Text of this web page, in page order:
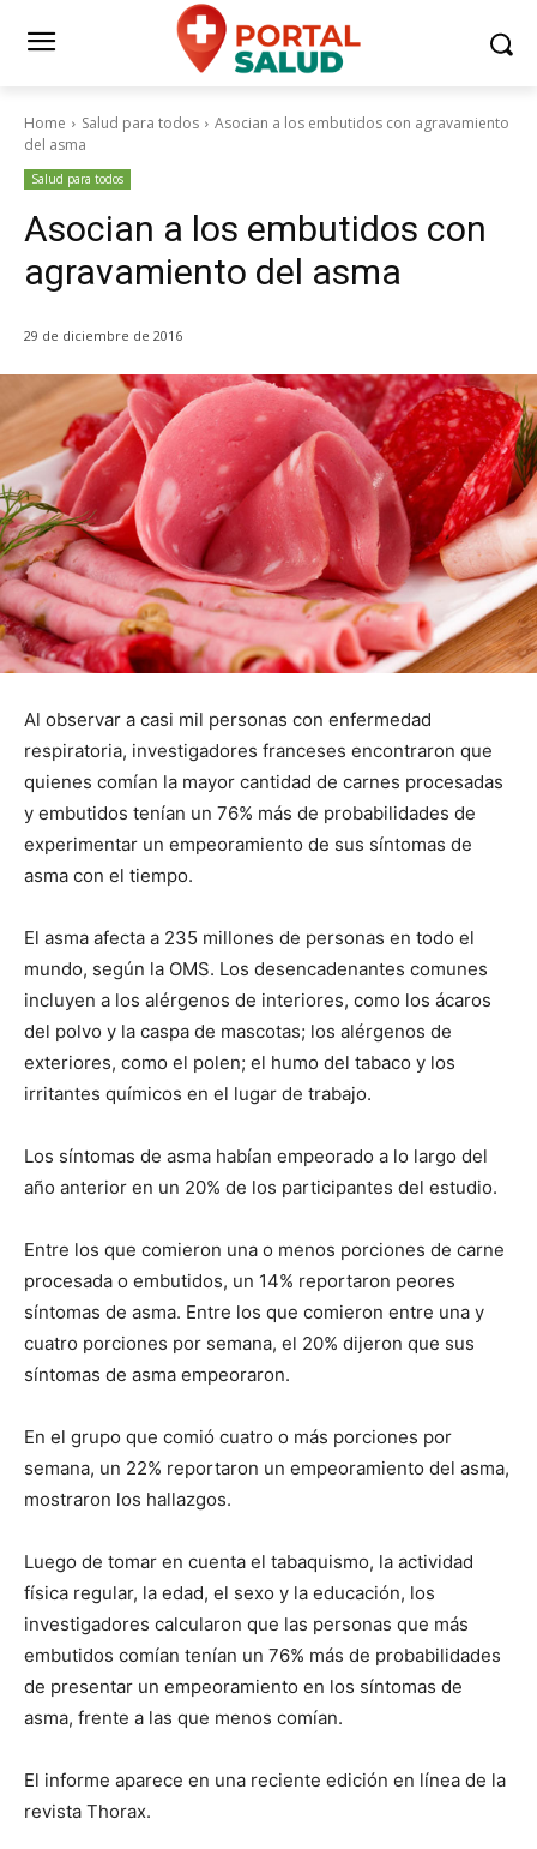
Home Salud para todos
Asocian a los embutidos con agravamiento
del asma
Salud para todos
Asocian a los embutidos con
agravamiento del asma
29 de diciembre de 2016
Al observar a casi mil personas con enfermedad
respiratoria, investigadores franceses encontraron que
quienes comían la mayor cantidad de carnes procesadas
y embutidos tenían un 76% más de probabilidades de
experimentar un empeoramiento de sus síntomas de
asma con el tiempo.
El asma afecta a 235 millones de personas en todo el
mundo, según la OMS. Los desencadenantes comunes
incluyen a los alérgenos de interiores, como los ácaros
del polvo y la caspa de mascotas; los alérgenos de
exteriores, como el polen; el humo del tabaco y los
irritantes químicos en el lugar de trabajo.
Los síntomas de asma habían empeorado a lo largo del
año anterior en un 20% de los participantes del estudio.
Entre los que comieron una o menos porciones de carne
procesada o embutidos, un 14% reportaron peores
síntomas de asma. Entre los que comieron entre una y
cuatro porciones por semana, el 20% dijeron que sus
síntomas de asma empeoraron.
En el grupo que comió cuatro o más porciones por
semana, un 22% reportaron un empeoramiento del asma,
mostraron los hallazgos.
Luego de tomar en cuenta el tabaquismo, la actividad
física regular, la edad, el sexo y la educación, los
investigadores calcularon que las personas que más
embutidos comían tenían un 76% más de probabilidades
de presentar un empeoramiento en los síntomas de
asma, frente a las que menos comían.
El informe aparece en una reciente edición en línea de la
revista Thorax.